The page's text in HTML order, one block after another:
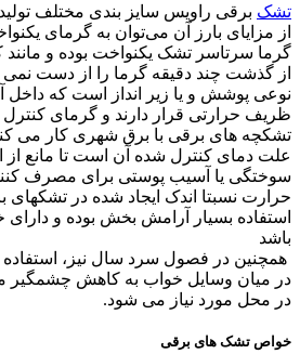
تشک برقی راویس سایز بندی مختلف
از مزایای بارز آن می‌توان به گرمای
گرما سرتاسر تشک یکنواخت بوده و
از گذشت چند دقیقه گرما را از دست نمی
نوعی پوشش و یا زیر انداز است که داخل آن
ظریف حرارتی قرار دارند و گرمای کنترل
تشکچه های برقی با برق شهری کار می
علت دمای کنترل شده آن است تا مانع از
سوختگی یا آسیب پوستی برای مصرف
حرارت نسبتا اندک ایجاد شده در
استفاده بسیار آرامش بخش بوده و
باشد
همچنین در فصول سرد سال نیز،
در میان وسایل خواب به کاهش چشمگیر
در محل مورد نیاز می شود.
خواص تشک های برقی